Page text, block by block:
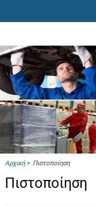
Αρχική> Πιστοποίηση
Πιστοποίηση